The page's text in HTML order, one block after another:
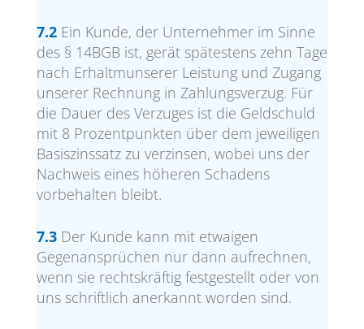
7.2Ein Kunde, der Unternehmer im Sinne
des § 14BGB ist, gerät spätestens zehn Tage
nach Erhaltmunserer Leistung und Zugang
unserer Rechnung in Zahlungsverzug. Für
die Dauer des Verzuges ist die Geldschuld
mit 8 Prozentpunkten über dem jeweiligen
Basiszinssatz zu verzinsen, wobei uns der
Nachweis eines höheren Schadens
vorbehalten bleibt.
7.3Der Kunde kann mit etwaigen
Gegenansprüchen nur dann aufrechnen,
wenn sie rechtskräftig festgestellt oder von
uns schriftlich anerkannt worden sind.